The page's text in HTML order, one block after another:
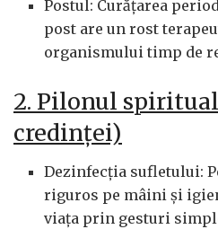
Postul: Curățarea
post are un rost
organismului timp de
2. Pilonul
credinței)
Dezinfecția sufletului:
riguros pe mâini și
viața prin gesturi